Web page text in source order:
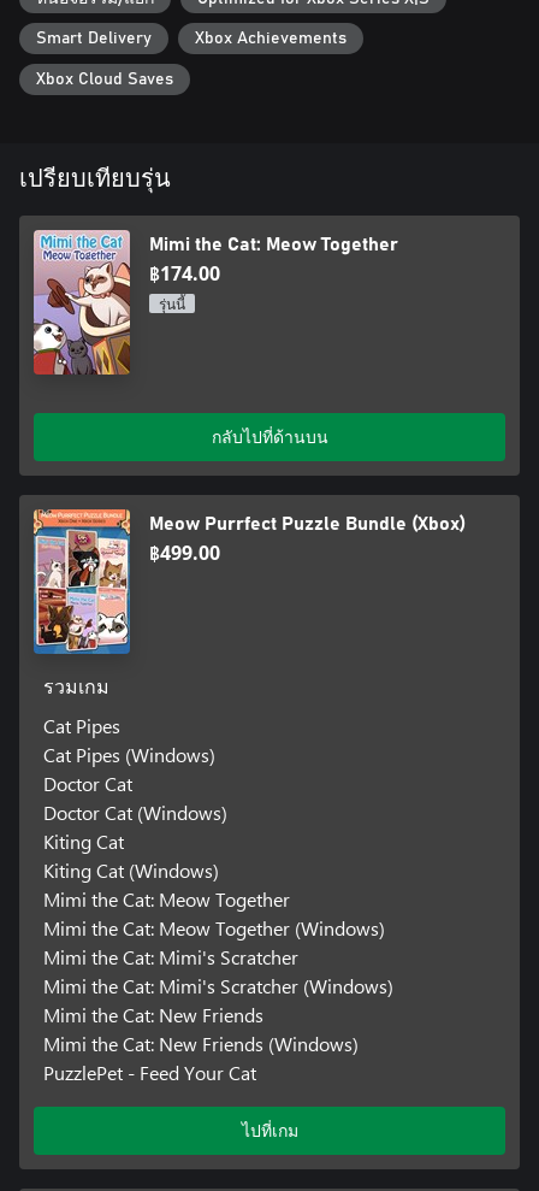
Smart Delivery Xbox Achievements
Xbox Cloud Saves
เปรียบเทียบรุ่น
Mimi the Cat: Meow Together
฿174.00
รุ่นนี้
กลับไปที่ด้านบน
Meow Purrfect Puzzle Bundle (Xbox)
฿499.00
รวมเกม
Cat Pipes
Cat Pipes (Windows)
Doctor Cat
Doctor Cat (Windows)
Kiting Cat
Kiting Cat (Windows)
Mimi the Cat: Meow Together
Mimi the Cat: Meow Together (Windows)
Mimi the Cat: Mimi's Scratcher
Mimi the Cat: Mimi's Scratcher (Windows)
Mimi the Cat: New Friends
Mimi the Cat: New Friends (Windows)
PuzzlePet - Feed Your Cat
ไปที่เกม